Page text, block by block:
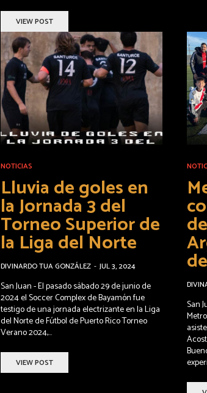
VIEW POST
NOTICIAS
Lluvia de goles en
la Jornada 3 del
Torneo Superior de
la Liga del Norte
DIVINARDO TUA GONZÁLEZ - JUL 3, 2024
San Juan - El pasado sábado 29 de junio de
2024 el Soccer Complex de Bayamón fue
testigo de una jornada electrizante en la Liga
del Norte de Fútbol de Puerto Rico Torneo
Verano 2024,...
VIEW POST
San